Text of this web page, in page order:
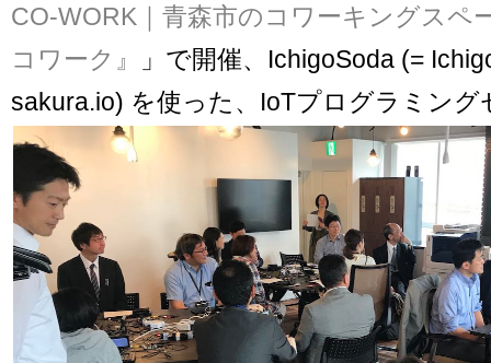
CO-WORK｜青森市のコワーキングスペ
コワーク』
」で開催、IchigoSoda (=
sakura.io) を使った、IoTプログラミング